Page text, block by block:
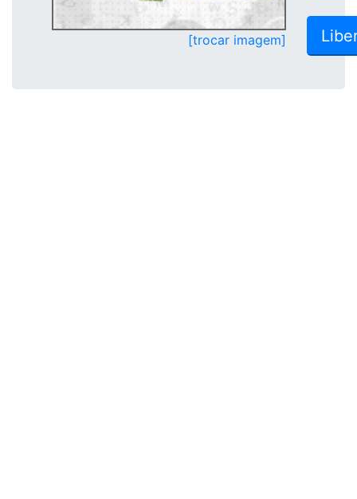
[trocar imagem]